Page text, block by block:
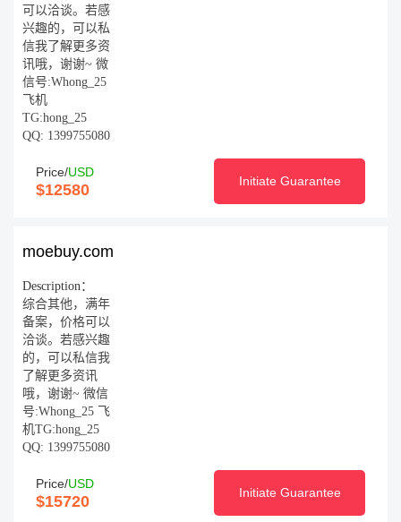
可以洽谈。若感
兴趣的，可以私
信我了解更多资
讯哦，谢谢~ 微
信号:Whong_25
飞机
TG:hong_25
QQ: 1399755080
Price/USD
$12580 Initiate Guarantee
moebuy.com
Description：
综合其他，满年
备案，价格可以
洽谈。若感兴趣
的，可以私信我
了解更多资讯
哦，谢谢~ 微信
号:Whong_25 飞
机TG:hong_25
QQ: 1399755080
Price/USD
$15720 Initiate Guarantee